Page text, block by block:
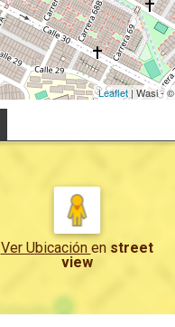
Leaflet| Wasi - ©
Ver Ubicación en street
view